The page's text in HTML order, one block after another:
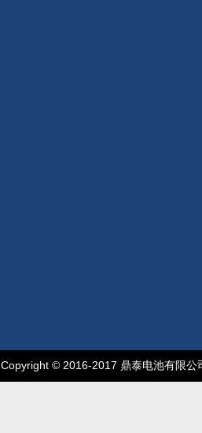
Copyright © 2016-2017 鼎泰电池有限公